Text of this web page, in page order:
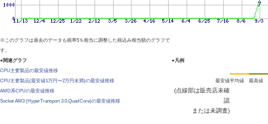
※このグラフは過去のデータも税率5％相当に調整した税込み相当額のグラフで
す。
●関連グラフ
CPU主要製品の最安値推移
CPU主要製品(最安値1万円〜2万円未満)の最安値推移
AMD系CPUの最安値推移
Socket AM3 (HyperTransport 3.0,Quad Core)の最安値推移
●凡例
最安値
(点線部は販売店未確
認
または未調査)
平均値 最高値